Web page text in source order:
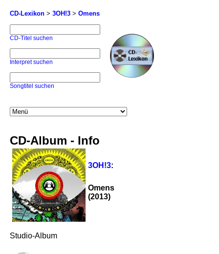
CD-Lexikon > 3OH!3 > Omens
CD-Titel suchen
Interpret suchen
Songtitel suchen
CD-Album - Info
3OH!3:
Omens
(2013)
Studio-Album